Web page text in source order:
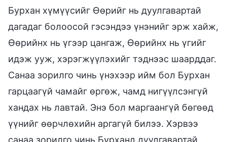
Бурхан хүмүүсийг Өөрийг нь дуулгавартай
дагадаг болоосой гэсэндээ үнэнийг эрж хайж,
Өөрийнх нь үгээр цангаж, Өөрийнх нь үгийг
идэж ууж, хэрэгжүүлэхийг тэднээс шаарддаг.
Санаа зорилго чинь үнэхээр ийм бол Бурхан
гарцаагүй чамайг өргөж, чамд нигүүлсэнгүй
хандах нь лавтай. Энэ бол маргаангүй бөгөөд
үүнийг өөрчлөхийн аргагүй билээ. Хэрвээ
санаа зорилго чинь Бурханд дуулгавартай